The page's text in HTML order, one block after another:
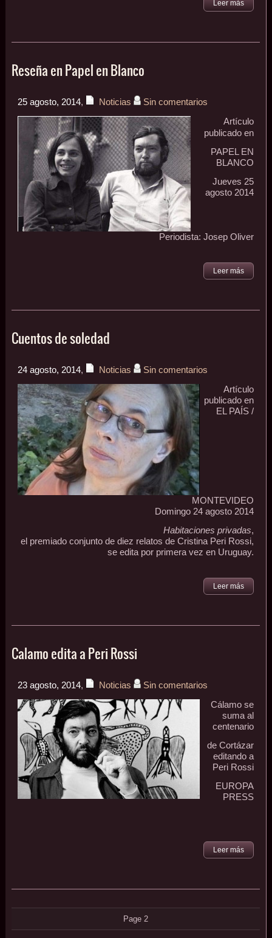
Leer más
Reseña en Papel en Blanco
25 agosto, 2014, Noticias
Sin comentarios
Artículo
publicado en
PAPEL EN
BLANCO
Jueves 25
agosto 2014
Periodista: Josep Oliver
Leer más
Cuentos de soledad
24 agosto, 2014, Noticias
Sin comentarios
Artículo
publicado en
EL PAÍS /
MONTEVIDEO
Domingo 24 agosto 2014
Habitaciones privadas,
el premiado conjunto de diez relatos de Cristina Peri Rossi,
se edita por primera vez en Uruguay.
Leer más
Calamo edita a Peri Rossi
23 agosto, 2014, Noticias
Sin comentarios
Cálamo se
suma al
centenario
de Cortázar
editando a
Peri Rossi
EUROPA
PRESS
Leer más
Page 2